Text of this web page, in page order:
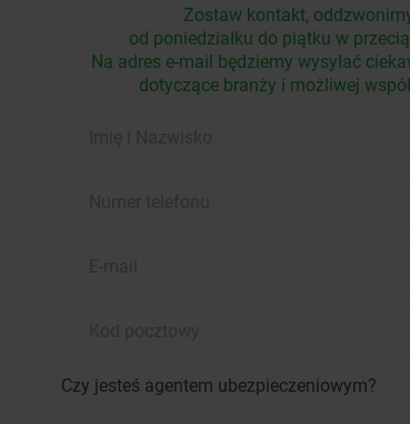
Zostaw kontakt,
od poniedziałku do piątku w
Na adres e-mail będziemy wysyłać
dotyczące branży i możliwej
Czy jesteś agentem ubezpieczeniowym?